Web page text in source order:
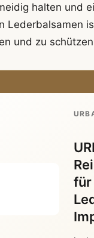
halten und
Lederbalsamen
und zu
für